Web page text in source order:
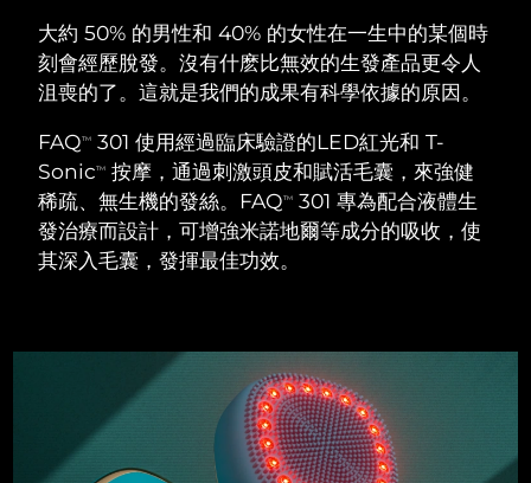
大約 50% 的男性和 40% 的女性在一生中的某個時
刻會經歷脫發。沒有什麽比無效的生發產品更令人
沮喪的了。這就是我們的成果有科學依據的原因。
FAQTM
301 使用經過臨床驗證的LED紅光和 T-
SonicTM
按摩，通過刺激頭皮和賦活毛囊，來強健
稀疏、無生機的發絲。FAQTM
301 專為配合液體生
發治療而設計，可增強米諾地爾等成分的吸收，使
其深入毛囊，發揮最佳功效。
紅光療法
瑞典美膚護理
面部清潔
LUNA™ 4 Plus
Massage, LED heating
緊致提拉
BEAR™ 2 go
Microcurrent toning on-the-go
UFO™ 3 套裝
Deep facial hydration
口腔護理
issa™ 4
Hybrid silicone sonic toothbrush
FAQ™ 抗老護理
澳洲 預計送達日期8/12/26
奧地利 預計送達日期
巴林 預計送達日期8/10/26
比利時 預計送達日期 8/9/26
波士尼亞與赫塞哥維納 預計送達日期8/12/26
預計送達日期
保加利亞 預計送達日期